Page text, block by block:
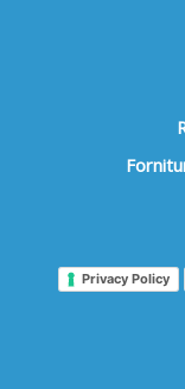
Privacy Policy